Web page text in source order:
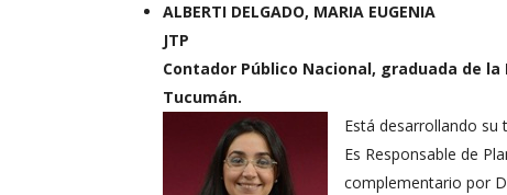
ALBERTI DELGADO, MARIA EUGENIA
JTP
Contador Público Nacional, graduada de
Tucumán.
Está desarrollando su
Es Responsable de
complementario por